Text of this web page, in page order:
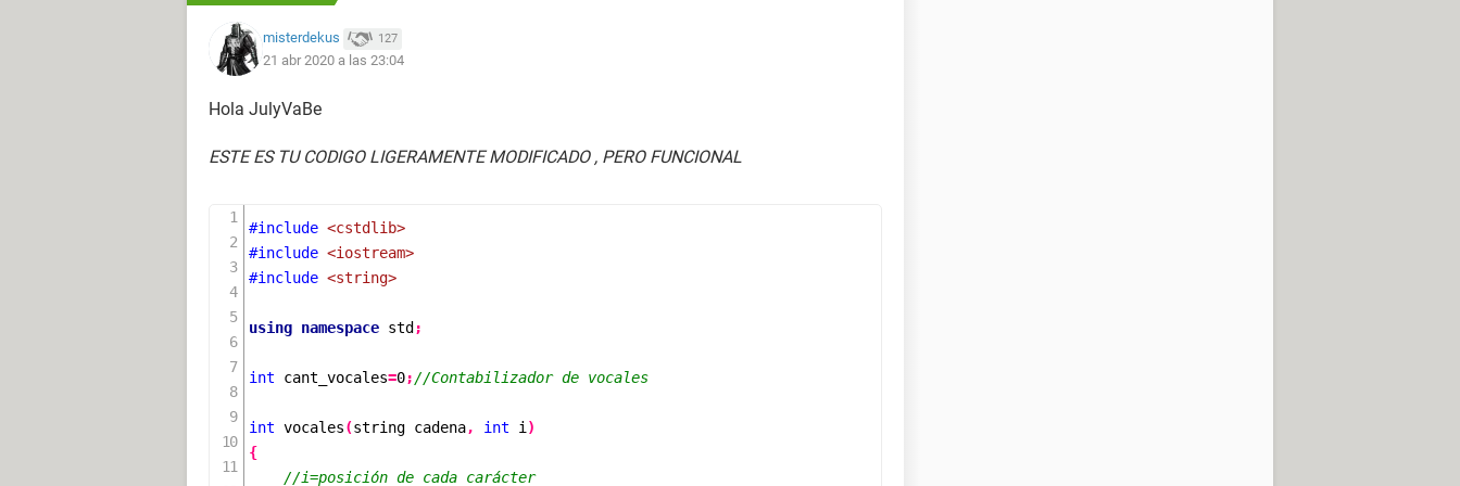
vocales(cadena, i+1);
{
int resultado;
cout<<"Ingrese una frase: ";
getline(cin, cadena);
resultado=vocales(cadena, 0);
cout<<"Hay "<<resultado<<" vocales en la frase ingresada";
misterdekus 127
21 abr 2020 a las 23:04
Hola JulyVaBe
ESTE ES TU CODIGO LIGERAMENTE MODIFICADO , PERO FUNCIONAL
#include <cstdlib>
#include <iostream>
#include <string>
using namespace std ;
int cant_vocales=0;//Contabilizador de vocales
int vocales(string cadena, int i )
{
//i=posición de cada carácter